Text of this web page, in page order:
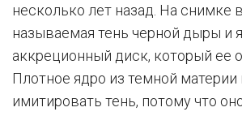
несколько лет назад. На снимке
называемая тень черной дыры и
аккреционный диск, который ее
Плотное ядро ​​из темной
имитировать тень, потому что